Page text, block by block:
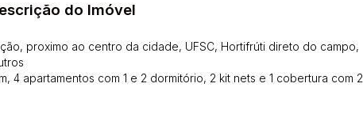
do Imóvel
proximo ao centro da cidade, UFSC, Hortifrúti direto do campo,
4 apartamentos com 1 e 2 dormitório, 2 kit nets e 1 cobertura com 2